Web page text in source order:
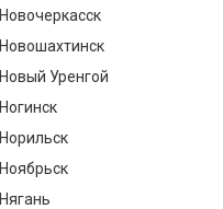
Новочеркасск
Новошахтинск
Новый Уренгой
Ногинск
Норильск
Ноябрьск
Нягань